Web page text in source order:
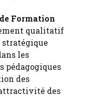
Formation
qualitatif
stratégique
les
pédagogiques
des
des